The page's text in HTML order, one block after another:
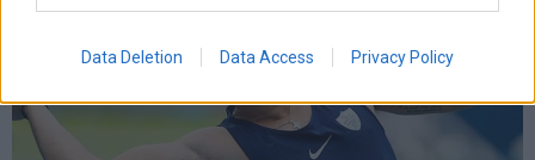
Data Deletion Data Access Privacy Policy